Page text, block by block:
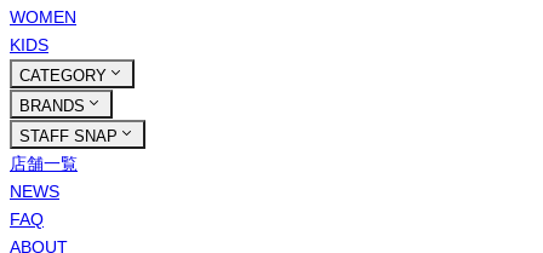
WOMEN
KIDS
CATEGORY
BRANDS
STAFF SNAP
店舗一覧
NEWS
FAQ
ABOUT